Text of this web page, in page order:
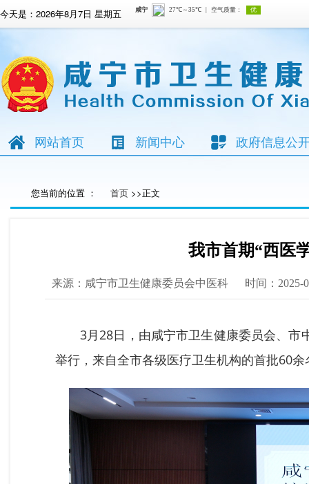
今天是： 2026年8月7日 星期五
网站首页 新闻中心 政府信息公
您当前的位置 ： 首页 >>正文
我市首期“西医
来源：咸宁市卫生健康委员会中医科 时间：2025-
3月28日，由咸宁市卫生健康委员会、市
举行 ， 来自全市各级医疗卫生机构的首批60